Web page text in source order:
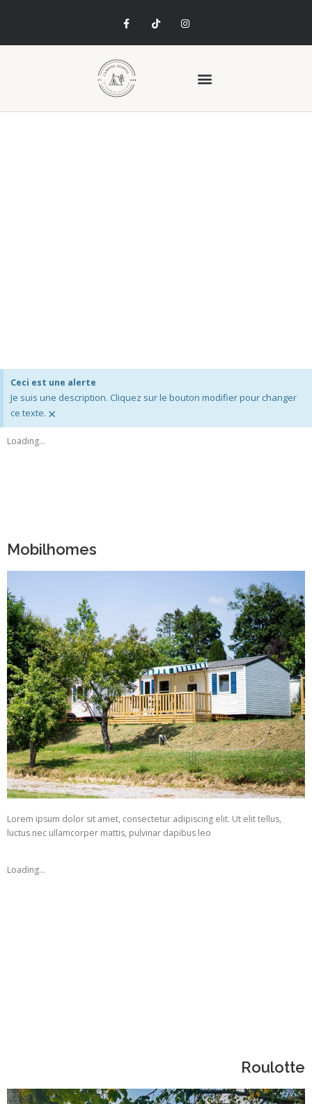
Ceci est une alerte
Je suis une description. Cliquez sur le bouton modifier pour changer
ce texte. ×
Loading...
Mobilhomes
Lorem ipsum dolor sit amet, consectetur adipiscing elit. Ut elit tellus,
luctus nec ullamcorper mattis, pulvinar dapibus leo
Loading...
Roulotte